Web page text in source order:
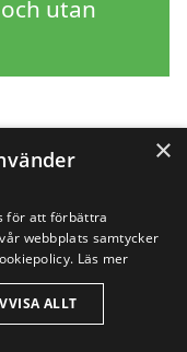
utan
×
för att förbättra
webbplats samtycker
Läs mer
ALLT